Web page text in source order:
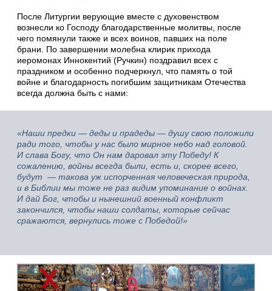
После Литургии верующие вместе с духовенством
вознесли ко Господу благодарственные молитвы, после
чего помянули также и всех воинов, павших на поле
брани. По завершении молебна клирик прихода
иеромонах Иннокентий (Ручкин) поздравил всех с
праздником и особенно подчеркнул, что память о той
войне и благодарность погибшим защитникам Отечества
всегда должна быть с нами:
«Наши предки — деды и прадеды — душу свою положили
ради того, чтобы у нас было мирное небо над головой.
И слава Богу, что Он нам даровал эту Победу! К
сожалению, войны всегда были, есть и, скорее всего,
будут — такова уж испорченная человеческая природа,
и в Библии мы тоже не раз видим упоминание о войнах.
И дай Бог, чтобы и нынешний военный конфликт
закончился, чтобы наши солдаты, которые сейчас
сражаются, вернулись тоже с Победой!»